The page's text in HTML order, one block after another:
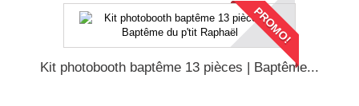
PROMO!
Kit photobooth baptême 13 pièces | Baptême...